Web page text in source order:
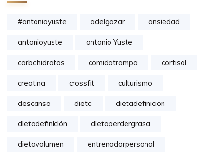
#antonioyuste adelgazar ansiedad
antonioyuste antonio Yuste
carbohidratos comidatrampa cortisol
creatina crossfit culturismo
descanso dieta dietadefinicion
dietadefinición dietaperdergrasa
dietavolumen entrenadorpersonal